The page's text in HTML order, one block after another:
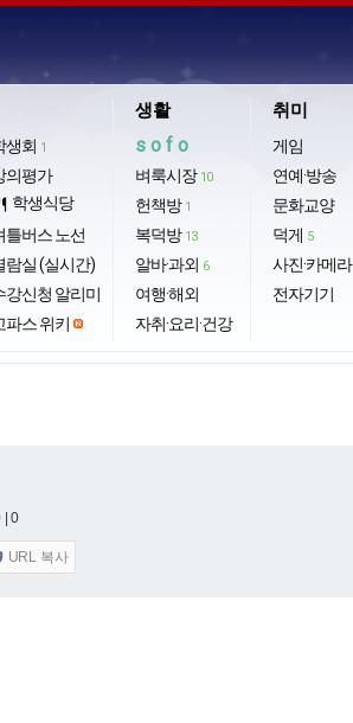
생회 1
의평가
학생식당
틀버스 노선
람실 (실시간)
강신청 알리미
파스 위키
생활
sofo
벼룩시장 10
헌책방 1
복덕방 13
알바·과외 6
여행·해외
자취·요리·건강
취미
게임
연예·방송
문화교양
덕게 5
사진·카메라
전자기기
| 0
URL 복사